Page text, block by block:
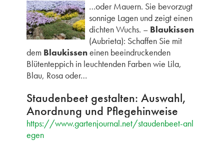
…oder Mauern. Sie bevorzugt
sonnige Lagen und zeigt einen
dichten Wuchs. – Blaukissen
(Aubrieta): Schaffen Sie mit
dem Blaukisseneinen beeindruckenden
Blütenteppich in leuchtenden Farben wie Lila,
Blau, Rosa oder…
Staudenbeet gestalten: Auswahl,
Anordnung und Pflegehinweise
https://www.gartenjournal.net/staudenbeet-anl
egen